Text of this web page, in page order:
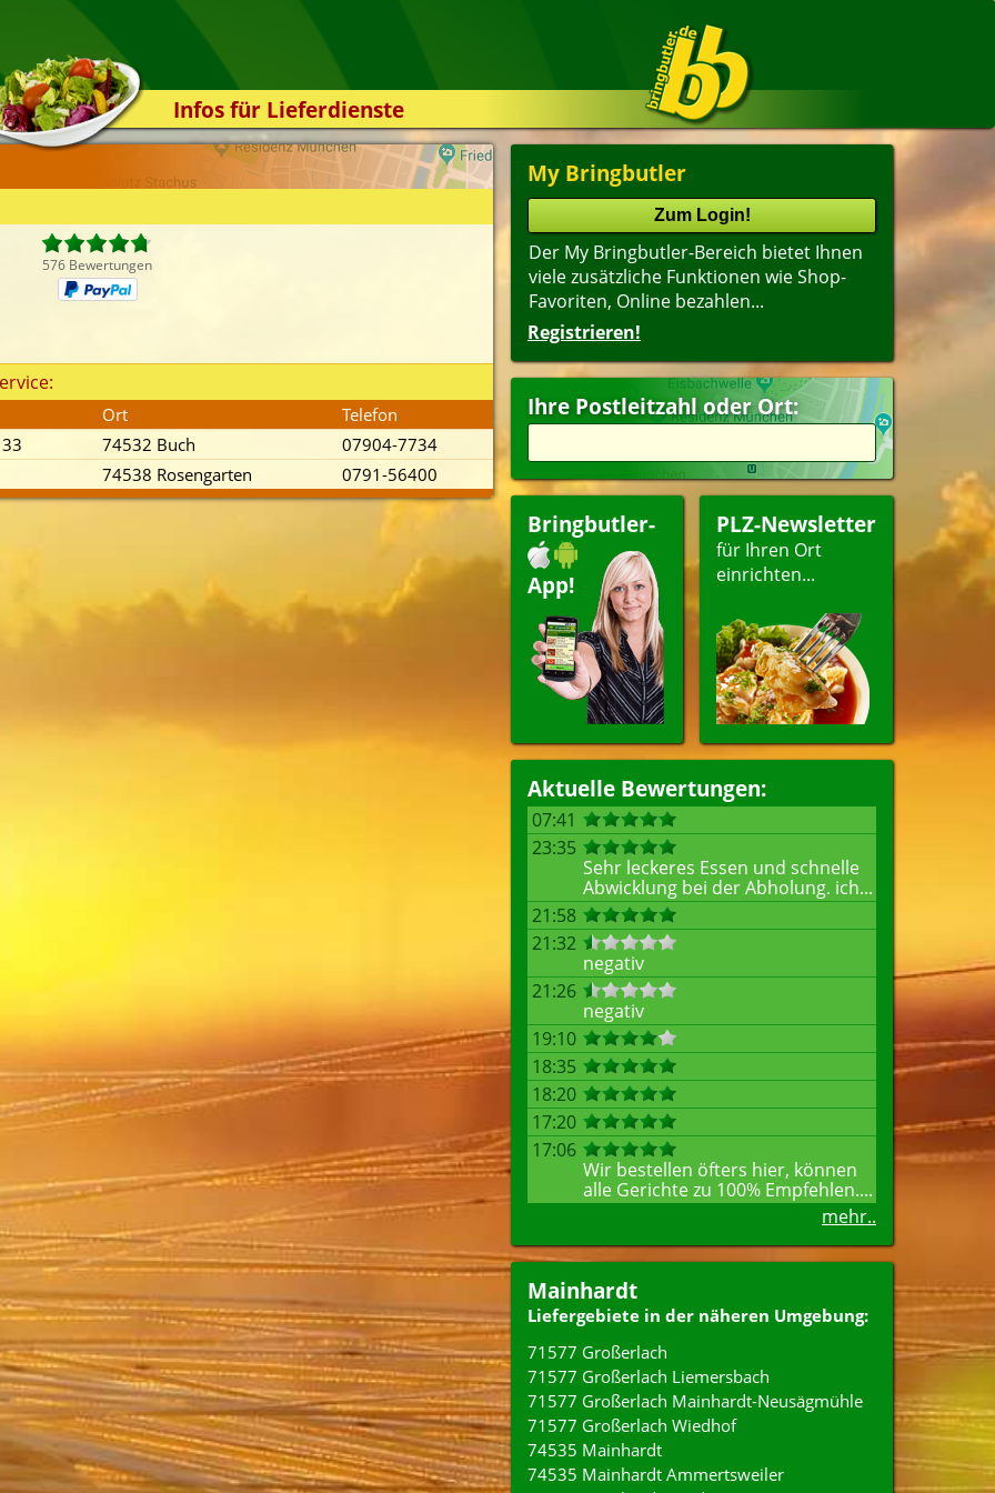
Infos für Lieferdienste
Kassensystem
Zuverlässigkeit
Kontakt
My Bringbutler
Der My Bringbutler-Bereich bietet Ihnen
viele zusätzliche Funktionen wie Shop-
Favoriten, Online bezahlen...
Registrieren!
Ihre Postleitzahl oder Ort:
Bringbutler-
App!
PLZ-Newsletter
für Ihren Ort
einrichten...
Aktuelle Bewertungen:
07:41
23:35
Sehr leckeres Essen und schnelle
Abwicklung bei der Abholung. ich...
21:58
21:32
negativ
21:26
negativ
19:10
18:35
18:20
17:20
17:06
Wir bestellen öfters hier, können
alle Gerichte zu 100% Empfehlen....
mehr..
Mainhardt
Liefergebiete in der näheren Umgebung:
71577 Großerlach
71577 Großerlach Liemersbach
71577 Großerlach Mainhardt-Neusägmühle
71577 Großerlach Wiedhof
74535 Mainhardt
74535 Mainhardt Ammertsweiler
576 Bewertungen
Ort
Telefon
74532 Buch
07904-7734
74538 Rosengarten 0791-56400